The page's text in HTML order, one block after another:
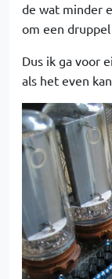
de wat minder
om een
Dus ik ga voor
als het even